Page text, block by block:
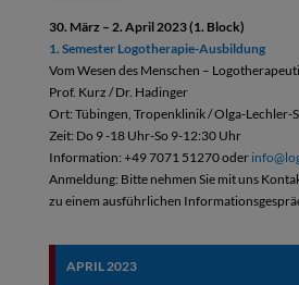
30. März – 2. April 2023 (1. Block)
1. Semester Logotherapie-Ausbildung
Vom Wesen des Menschen –
Prof. Kurz / Dr. Hadinger
Ort: Tübingen, Tropenklinik / Olga-Lechler-
Zeit: Do 9 -18 Uhr-So 9-12:30 Uhr
Information: +49 7071 51270 oder
Anmeldung: Bitte nehmen Sie mit uns
zu einem ausführlichen
APRIL 2023